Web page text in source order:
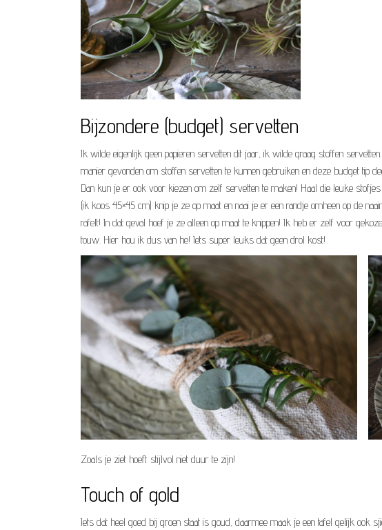
Bijzondere (budget) servetten
Ik wilde eigenlijk geen papieren servetten dit jaar, ik wilde graag stoffen
manier gevonden om stoffen servetten te kunnen gebruiken en deze budget tip
Dan kun je er ook voor kiezen om zelf servetten te maken! Haal die leuke
(ik koos 45×45 cm) knip je ze op maat en naai je er een randje omheen op de
rafelt! In dat geval hoef je ze alleen op maat te knippen! Ik heb er zelf voor
touw. Hier hou ik dus van he! Iets super leuks dat geen drol kost!
Zoals je ziet hoeft stijlvol niet duur te zijn!
Touch of gold
Iets dat heel goed bij groen staat is goud, daarmee maak je een tafel gelijk ook